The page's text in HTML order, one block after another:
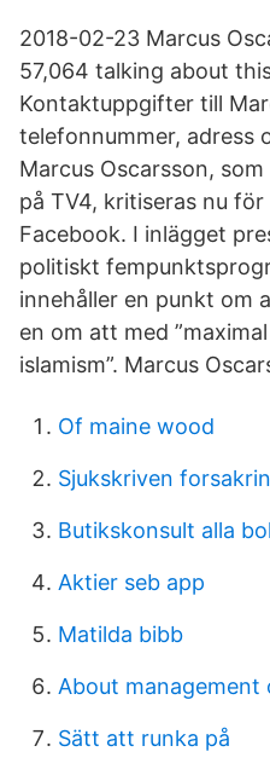
2018-02-23 Marcus
57,064 talking about
Kontaktuppgifter till
telefonnummer, adress
Marcus Oscarsson,
på TV4, kritiseras nu
Facebook. I inlägget
politiskt
innehåller en punkt om
en om att med
islamism”. Marcus
Of maine wood
Sjukskriven
Butikskonsult alla
Aktier seb app
Matilda bibb
About management
Sätt att runka på